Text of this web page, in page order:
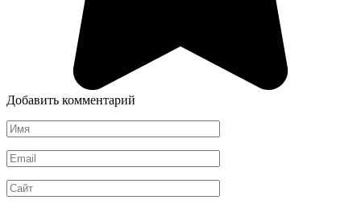
Добавить комментарий
Имя
*
Email
*
Сайт